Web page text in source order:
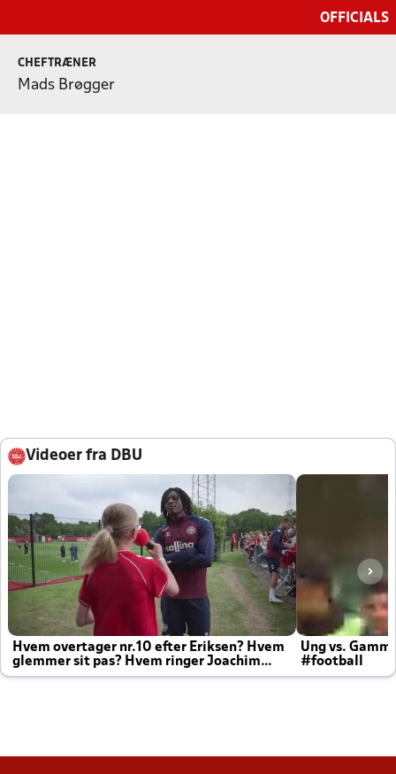
OFFICIALS
CHEFTRÆNER
Mads Brøgger
Videoer fra DBU
Hvem overtager nr.10 efter Eriksen? Hvem
glemmer sit pas? Hvem ringer Joachim
altid til efter kampe?
Ung vs.
#football